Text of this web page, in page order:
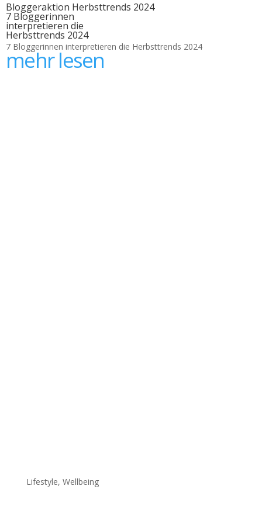
Bloggeraktion Herbsttrends 2024
7 Bloggerinnen
interpretieren die
Herbsttrends 2024
7 Bloggerinnen interpretieren die Herbsttrends 2024
mehr lesen
Lifestyle, Wellbeing